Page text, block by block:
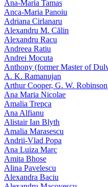
Ana-Maria Tamas
Anca-Maria Panoiu
Adriana Cirlanaru
Alexandru M. Călin
Alexandru Racu
Andreea Ratiu
Andrei Mocuta
Anthony (former Master of
A. K. Ramanujan
Arthur Cooper, G. W. Robinson
Ana Maria Nicolae
Amalia Trepca
Ana Alfianu
Alistair Ian Blyth
Amalia Marasescu
Andrii-Vlad Popa
Ana Luiza Marc
Amita Bhose
Alina Pavelescu
Alexandra Baciu